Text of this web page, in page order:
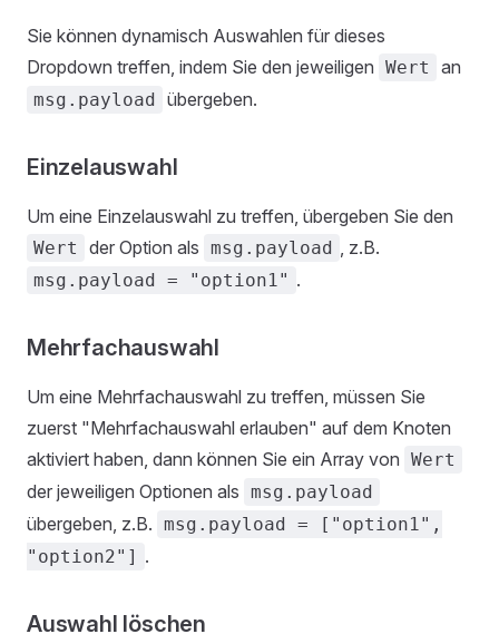
Sie können dynamisch Auswahlen für dieses
Dropdown treffen, indem Sie den jeweiligen Wert an
msg.payload übergeben.
Einzelauswahl
Um eine Einzelauswahl zu treffen, übergeben Sie den
Wert der Option als msg.payload , z.B.
msg.payload = "option1" .
Mehrfachauswahl
Um eine Mehrfachauswahl zu treffen, müssen Sie
zuerst "Mehrfachauswahl erlauben" auf dem Knoten
aktiviert haben, dann können Sie ein Array von Wert
der jeweiligen Optionen als msg.payload
übergeben, z.B. msg.payload = ["option1",
"option2"] .
Auswahl löschen